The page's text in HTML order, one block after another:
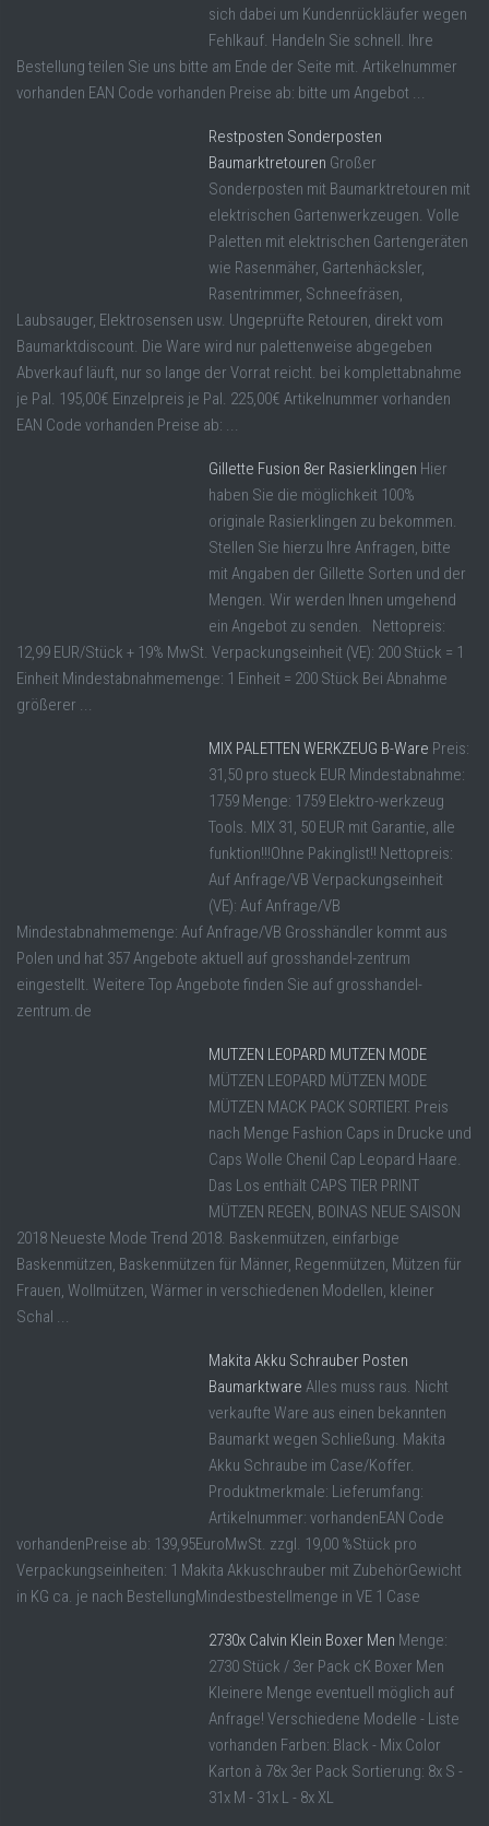
sich dabei um Kundenrückläufer wegen
Fehlkauf. Handeln Sie schnell. Ihre
Bestellung teilen Sie uns bitte am Ende der Seite mit. Artikelnummer
vorhanden EAN Code vorhanden Preise ab: bitte um Angebot ...
Restposten Sonderposten
Baumarktretouren Großer
Sonderposten mit Baumarktretouren mit
elektrischen Gartenwerkzeugen. Volle
Paletten mit elektrischen Gartengeräten
wie Rasenmäher, Gartenhäcksler,
Rasentrimmer, Schneefräsen,
Laubsauger, Elektrosensen usw. Ungeprüfte Retouren, direkt vom
Baumarktdiscount. Die Ware wird nur palettenweise abgegeben
Abverkauf läuft, nur so lange der Vorrat reicht. bei komplettabnahme
je Pal. 195,00€ Einzelpreis je Pal. 225,00€ Artikelnummer vorhanden
EAN Code vorhanden Preise ab: ...
Gillette Fusion 8er Rasierklingen Hier
haben Sie die möglichkeit 100%
originale Rasierklingen zu bekommen.
Stellen Sie hierzu Ihre Anfragen, bitte
mit Angaben der Gillette Sorten und der
Mengen. Wir werden Ihnen umgehend
ein Angebot zu senden. Nettopreis:
12,99 EUR/Stück + 19% MwSt. Verpackungseinheit (VE): 200 Stück = 1
Einheit Mindestabnahmemenge: 1 Einheit = 200 Stück Bei Abnahme
größerer ...
MIX PALETTEN WERKZEUG B-Ware Preis:
31,50 pro stueck EUR Mindestabnahme:
1759 Menge: 1759 Elektro-werkzeug
Tools. MIX 31, 50 EUR mit Garantie, alle
funktion!!!Ohne Pakinglist!! Nettopreis:
Auf Anfrage/VB Verpackungseinheit
(VE): Auf Anfrage/VB
Mindestabnahmemenge: Auf Anfrage/VB Grosshändler kommt aus
Polen und hat 357 Angebote aktuell auf grosshandel-zentrum
eingestellt. Weitere Top Angebote finden Sie auf grosshandel-
zentrum.de
MUTZEN LEOPARD MUTZEN MODE
MÜTZEN LEOPARD MÜTZEN MODE
MÜTZEN MACK PACK SORTIERT. Preis
nach Menge Fashion Caps in Drucke und
Caps Wolle Chenil Cap Leopard Haare.
Das Los enthält CAPS TIER PRINT
MÜTZEN REGEN, BOINAS NEUE SAISON
2018 Neueste Mode Trend 2018. Baskenmützen, einfarbige
Baskenmützen, Baskenmützen für Männer, Regenmützen, Mützen für
Frauen, Wollmützen, Wärmer in verschiedenen Modellen, kleiner
Schal ...
Makita Akku Schrauber Posten
Baumarktware Alles muss raus. Nicht
verkaufte Ware aus einen bekannten
Baumarkt wegen Schließung. Makita
Akku Schraube im Case/Koffer.
Produktmerkmale: Lieferumfang:
Artikelnummer: vorhandenEAN Code
vorhandenPreise ab: 139,95EuroMwSt. zzgl. 19,00 %Stück pro
Verpackungseinheiten: 1 Makita Akkuschrauber mit ZubehörGewicht
in KG ca. je nach BestellungMindestbestellmenge in VE 1 Case
2730x Calvin Klein Boxer Men Menge:
2730 Stück / 3er Pack cK Boxer Men
Kleinere Menge eventuell möglich auf
Anfrage! Verschiedene Modelle - Liste
vorhanden Farben: Black - Mix Color
Karton à 78x 3er Pack Sortierung: 8x S -
31x M - 31x L - 8x XL